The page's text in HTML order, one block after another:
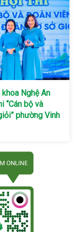
Nghệ An
“Cán bộ và
phường Vinh